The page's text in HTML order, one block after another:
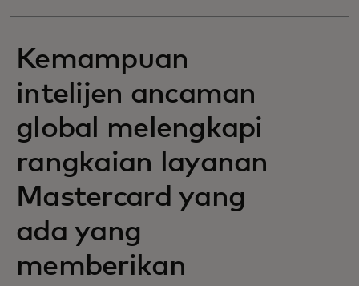
Kemampuan
intelijen ancaman
global melengkapi
rangkaian layanan
Mastercard yang
ada yang
memberikan